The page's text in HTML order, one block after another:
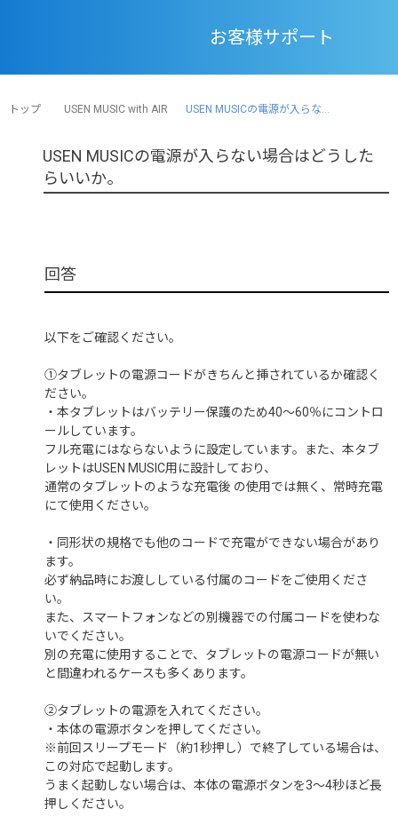
お客様サポート
トップ USEN MUSIC with AIR USEN MUSICの電源が入らな...
USEN MUSICの電源が入らない場合はどうした
らいいか。
以下をご確認ください。
①タブレットの電源コードがきちんと挿されているか確認く
ださい。
・本タブレットはバッテリー保護のため40～60％にコントロ
ールしています。
フル充電にはならないように設定しています。また、本タブ
レットはUSEN MUSIC用に設計しており、
通常のタブレットのような充電後 の使用では無く、常時充電
にて使用ください。
・同形状の規格でも他のコードで充電ができない場合があり
ます。
必ず納品時にお渡ししている付属のコードをご使用くださ
い。
また、スマートフォンなどの別機器での付属コードを使わな
いでください。
別の充電に使用することで、タブレットの電源コードが無い
と間違われるケースも多くあります。
②タブレットの電源を入れてください。
・本体の電源ボタンを押してください。
※前回スリープモード（約1秒押し）で終了している場合は、
この対応で起動します。
うまく起動しない場合は、本体の電源ボタンを3～4秒ほど長
押しください。